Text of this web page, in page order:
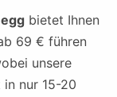
bietet Ihnen
69 € führen
unsere
nur 15-20